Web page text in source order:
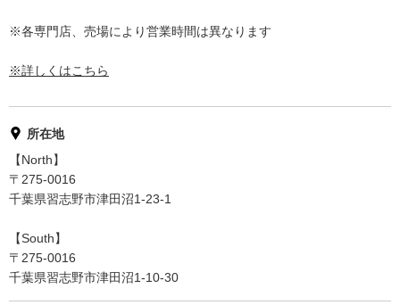
※各専門店、売場により営業時間は異なります
※詳しくはこちら
所在地
【North】
〒275-0016
千葉県習志野市津田沼1-23-1
【South】
〒275-0016
千葉県習志野市津田沼1-10-30